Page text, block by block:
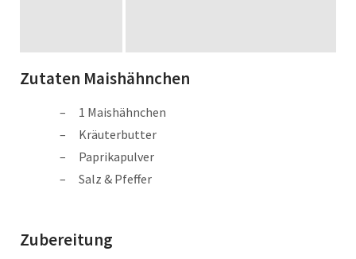
Zutaten Maishähnchen
1 Maishähnchen
Kräuterbutter
Paprikapulver
Salz & Pfeffer
Zubereitung